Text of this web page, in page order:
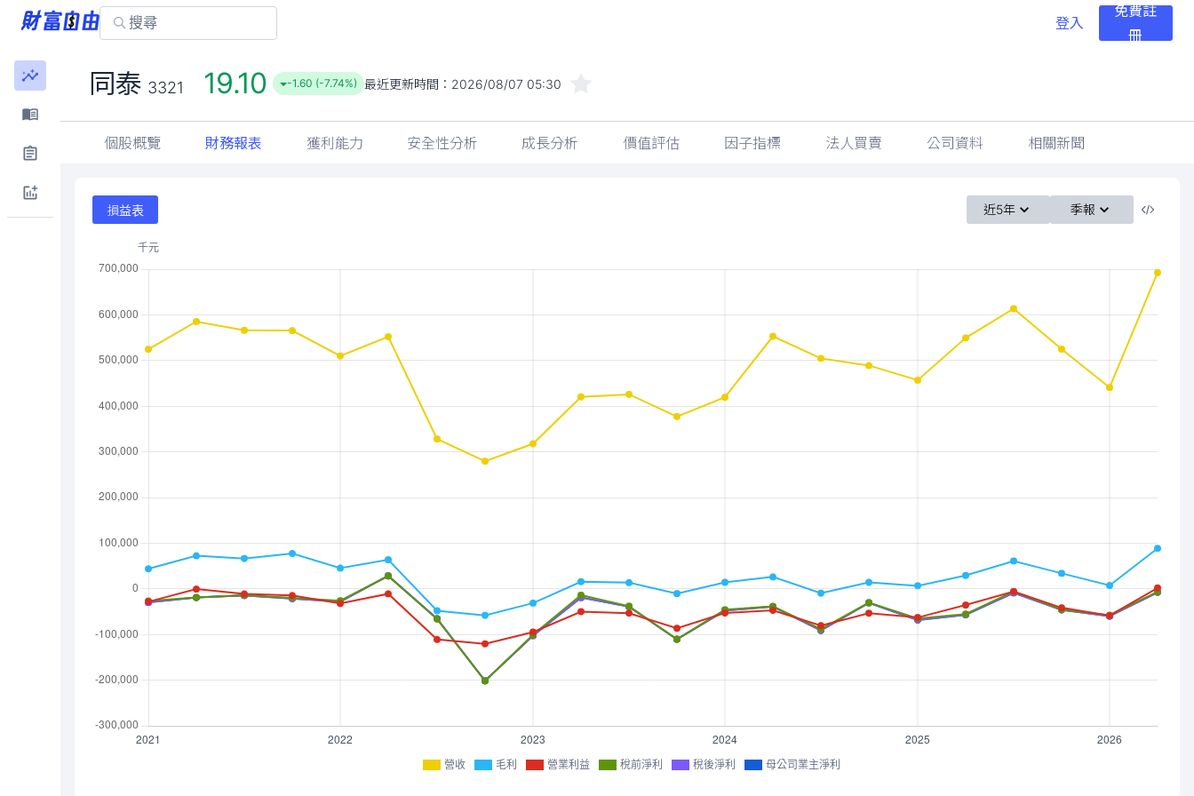
登入
免費註
冊
同泰 3321 19.10 -1.60 (-7.74%) 最近更新時間： 2026/08/07 05:30
個股概覽 財務報表 獲利能力 安全性分析 成長分析 價值評估 因子指標 法人買賣 公司資料 相關新聞
損益表 近5年 季報
營收 毛利 營業利益 稅前淨利 稅後淨利 母公司業主淨利